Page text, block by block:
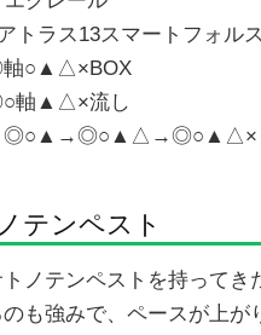
トラス13スマートフォルス
軸○▲△×BOX
軸▲△×流し
：◎○▲→◎○▲△→◎○▲△×
テンペスト
ノテンペストを持ってき
も強みで、ペースが上が